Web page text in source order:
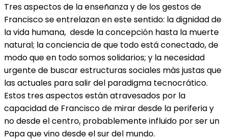
Tres aspectos de la enseñanza y de los gestos de
Francisco se entrelazan en este sentido: la dignidad de
la vida humana, desde la concepción hasta la muerte
natural; la conciencia de que todo está conectado, de
modo que en todo somos solidarios; y la necesidad
urgente de buscar estructuras sociales más justas que
las actuales para salir del paradigma tecnocrático.
Estos tres aspectos están atravesados por la
capacidad de Francisco de mirar desde la periferia y
no desde el centro, probablemente influido por ser un
Papa que vino desde el sur del mundo.